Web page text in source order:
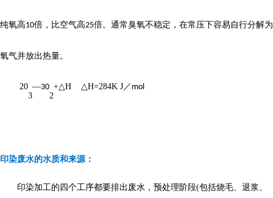
纯氧高10倍，比空气高25倍。通常臭氧不稳定，在常压下容易自行分解为
氧气并放出热量。
20
3
—30
2
+△H △H=284K J／ mol
印染废水的水质和来源：
印染加工的四个工序都要排出废水，预处理阶段(包括烧毛、退浆、